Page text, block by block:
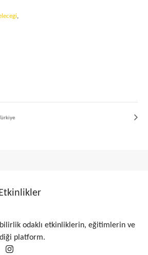
,
odaklı etkinliklerin, eğitimlerin ve
platform.